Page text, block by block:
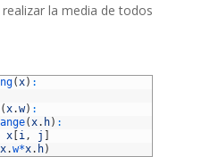
la media de todos
(x) :
(x.w) :
(x. h) :
x i, j
x.w*x. h)